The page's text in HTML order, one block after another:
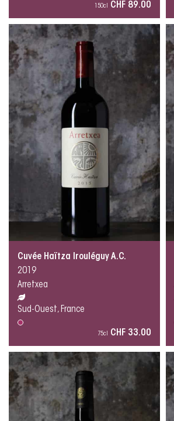
150cl CHF 89.00
Cuvée Haïtza Irouléguy A.C.
2019
Arretxea
Sud-Ouest, France
75cl CHF 33.00